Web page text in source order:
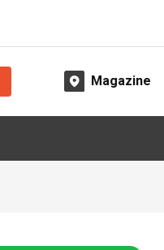
Magazine